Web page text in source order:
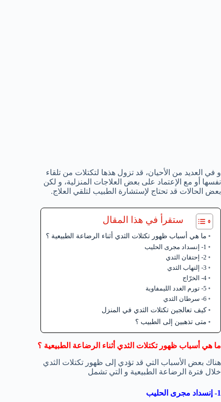
و في العديد من الأحيان، قد تزول هذها لتكتلات من تلقاء
نفسها أو مع الإعتماد على بعض العلاجات المنزلية، و لكن
بعض الحالات قد تحتاج لإستشارة الطبيب لتلقي العلاج.
ستقرأ في هذا المقال
ما هي أسباب ظهور تكتلات الثدي أثناء الرضاعة الطبيعية ؟
1- إنسداد مجرى الحليب
2- إحتقان الثدي
3- إلتهاب الثدي
4- الخرّاج
5- تورم الغدد الليمفاوية
6- سرطان الثدي
كيف تعالجين تكتلات الثدي في المنزل
متى تذهبين إلى الطبيب ؟
ما هي أسباب ظهور تكتلات الثدي أثناء الرضاعة الطبيعية ؟
هناك بعض الأسباب التي قد تؤدي إلى ظهور تكتلات الثدي
خلال فترة الرضاعة الطبيعية و التي تشمل
1- إنسداد مجرى الحليب